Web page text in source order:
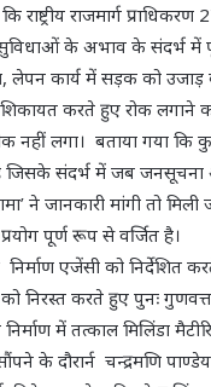
राष्ट्रीय राजमार्ग
के अभाव के संदर्भ में
लेपन कार्य में सड़क को उजाड़
शिकायत करते हुए रोक लगाने
नहीं लगा। बताया गया कि
है जिसके संदर्भ में जब
ने जानकारी मांगी तो
पूर्ण रूप से वर्जित है।
निर्माण एजेंसी को
निरस्त करते हुए पुनः
में तत्काल मिलिंडा
के दौरार्न चन्द्रमणि